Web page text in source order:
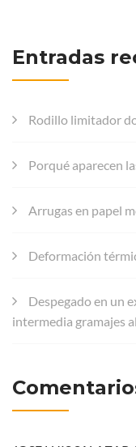
Entradas
Rodillo limitador
Porqué aparecen
Arrugas en papel
Deformación
Despegado en un
intermedia gramajes